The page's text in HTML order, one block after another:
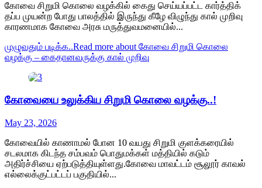
கோவை சிறுமி கொலை வழக்கில் கைது செய்யப்பட்ட கார்த்திக்
தப்ப முயன்ற போது பாலத்தில் இருந்து கீழே விழுந்து கால் முறிவு
காரணமாக கோவை அரசு மருத்துவமனையில்...
முழுவதும் படிக்க..Read more about கோவை சிறுமி கொலை
வழக்கு – கைதானவருக்கு கால் முறிவு
கோவையை உலுக்கிய சிறுமி கொலை வழக்கு..!
May 23, 2026
கோவையில் காணாமல் போன 10 வயது சிறுமி குளக்கரையில்
சடலமாக கிடந்த சம்பவம் பொதுமக்கள் மத்தியில் கடும்
அதிர்ச்சியை ஏற்படுத்தியுள்ளது.கோவை மாவட்டம் சூலூர் காவல்
எல்லைக்குட்பட்டப் பகுதியில்...